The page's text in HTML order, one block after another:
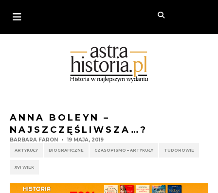
ANNA BOLEYN –
NAJSZCZĘŚLIWSZA…?
BARBARA FARON 19 MAJA, 2019
ARTYKUŁY BIOGRAFICZNE CZASOPISMO – ARTYKUŁY TUDOROWIE
XVI WIEK